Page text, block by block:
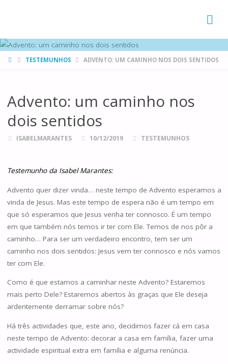
HOMETESTEMUNHOS ADVENTO: UM CAMINHO NOS DOIS SENTIDOS
Advento: um caminho nos
dois sentidos
ISABELMARANTES 10/12/2019 TESTEMUNHOS
Testemunho da Isabel Marantes:
Advento quer dizer vinda… neste tempo de Advento esperamos a
vinda de Jesus. Mas este tempo de espera não é um tempo em
que só esperamos que Jesus venha ter connosco. É um tempo
em que também nós temos ir ter com Ele. Temos de nos pôr a
caminho… Para ser um verdadeiro encontro, tem ser um
caminho nos dois sentidos: Jesus vem ter connosco e nós vamos
ter com Ele.
Como é que estamos a caminhar neste Advento? Estaremos
mais perto Dele? Estaremos abertos às graças que Ele deseja
ardentemente derramar sobre nós?
Há três actividades que, este ano, decidimos fazer cá em casa
neste tempo de Advento: decorar a casa em família, fazer uma
actividade espiritual extra em família e alguma renúncia.